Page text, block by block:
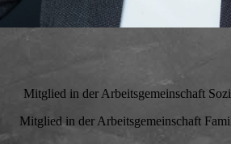
Mitglied in der Arbeitsgemeinschaft
Mitglied in der Arbeitsgemeinschaft